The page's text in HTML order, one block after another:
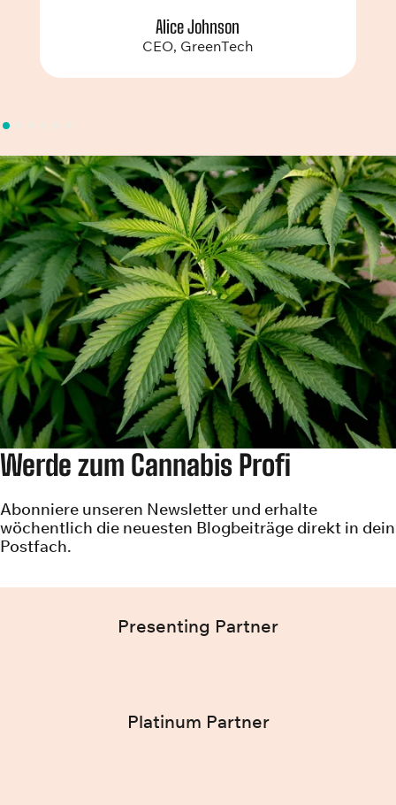
Alice Johnson
CEO, GreenTech
Werde zum Cannabis Profi
Abonniere unseren Newsletter und erhalte
wöchentlich die neuesten Blogbeiträge direkt in dein
Postfach.
Presenting Partner
Platinum Partner